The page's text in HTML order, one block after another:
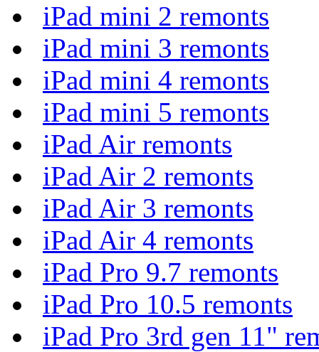
iPad mini 2 remonts
iPad mini 3 remonts
iPad mini 4 remonts
iPad mini 5 remonts
iPad Air remonts
iPad Air 2 remonts
iPad Air 3 remonts
iPad Air 4 remonts
iPad Pro 9.7 remonts
iPad Pro 10.5 remonts
iPad Pro 3rd gen 11"